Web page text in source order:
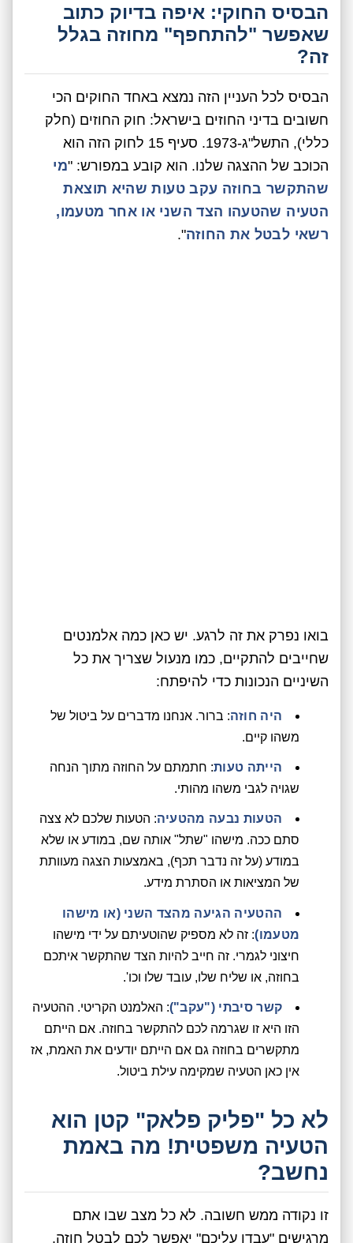
הבסיס החוקי: איפה בדיוק כתוב
שאפשר "להתחפף" מחוזה בגלל
זה?
הבסיס לכל העניין הזה נמצא באחד החוקים הכי
חשובים בדיני החוזים בישראל: חוק החוזים (חלק
כללי), התשל"ג-1973. סעיף 15 לחוק הזה הוא
הכוכב של ההצגה שלנו. הוא קובע במפורש: "מי
שהתקשר בחוזה עקב טעות שהיא תוצאת
הטעיה שהטעהו הצד השני או אחר מטעמו,
רשאי לבטל את החוזה".
בואו נפרק את זה לרגע. יש כאן כמה אלמנטים
שחייבים להתקיים, כמו מנעול שצריך את כל
השיניים הנכונות כדי להיפתח:
היה חוזה: ברור. אנחנו מדברים על ביטול של
משהו קיים.
הייתה טעות: חתמתם על החוזה מתוך הנחה
שגויה לגבי משהו מהותי.
הטעות נבעה מהטעיה: הטעות שלכם לא צצה
סתם ככה. מישהו "שתל" אותה שם, במודע או שלא
במודע (על זה נדבר תכף), באמצעות הצגה מעוותת
של המציאות או הסתרת מידע.
ההטעיה הגיעה מהצד השני (או מישהו
מטעמו): זה לא מספיק שהוטעיתם על ידי מישהו
חיצוני לגמרי. זה חייב להיות הצד שהתקשר איתכם
בחוזה, או שליח שלו, עובד שלו וכו'.
קשר סיבתי ("עקב"): האלמנט הקריטי. ההטעיה
הזו היא זו שגרמה לכם להתקשר בחוזה. אם הייתם
מתקשרים בחוזה גם אם הייתם יודעים את האמת, אז
אין כאן הטעיה שמקימה עילת ביטול.
לא כל "פליק פלאק" קטן הוא
הטעיה משפטית! מה באמת
נחשב?
זו נקודה ממש חשובה. לא כל מצב שבו אתם
מרגישים "עבדו עליכם" יאפשר לכם לבטל חוזה.